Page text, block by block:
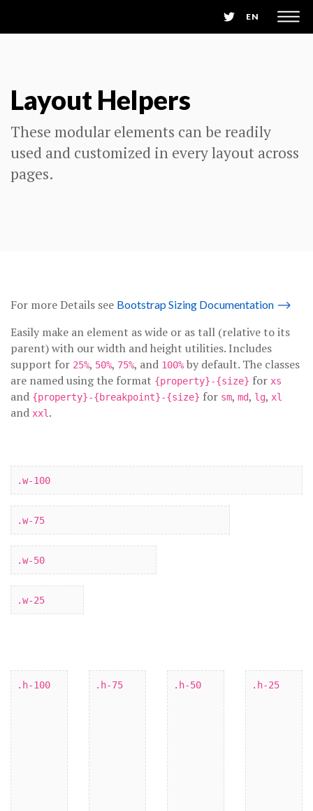
EN
Layout Helpers
These modular elements can be readily
used and customized in every layout across
pages.
For more Details see Bootstrap Sizing Documentation ⟶
Easily make an element as wide or as tall (relative to its
parent) with our width and height utilities. Includes
support for 25%, 50%, 75%, and 100% by default. The classes
are named using the format {property}-{size} for xs
and {property}-{breakpoint}-{size} for sm, md, lg, xl
and xxl .
.w-100
.w-75
.w-50
.w-25
.h-100 .h-75 .h-50 .h-25